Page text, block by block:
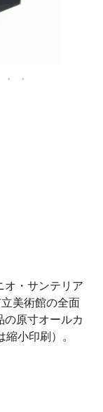
オ・サンテリア
美術館の全面
の原寸オールカ
小印刷）。